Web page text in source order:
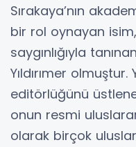
Sırakaya’nın
bir rol oynayan
saygınlığıyla
Yıldırımer olmuştur.
editörlüğünü
onun resmi
olarak birçok